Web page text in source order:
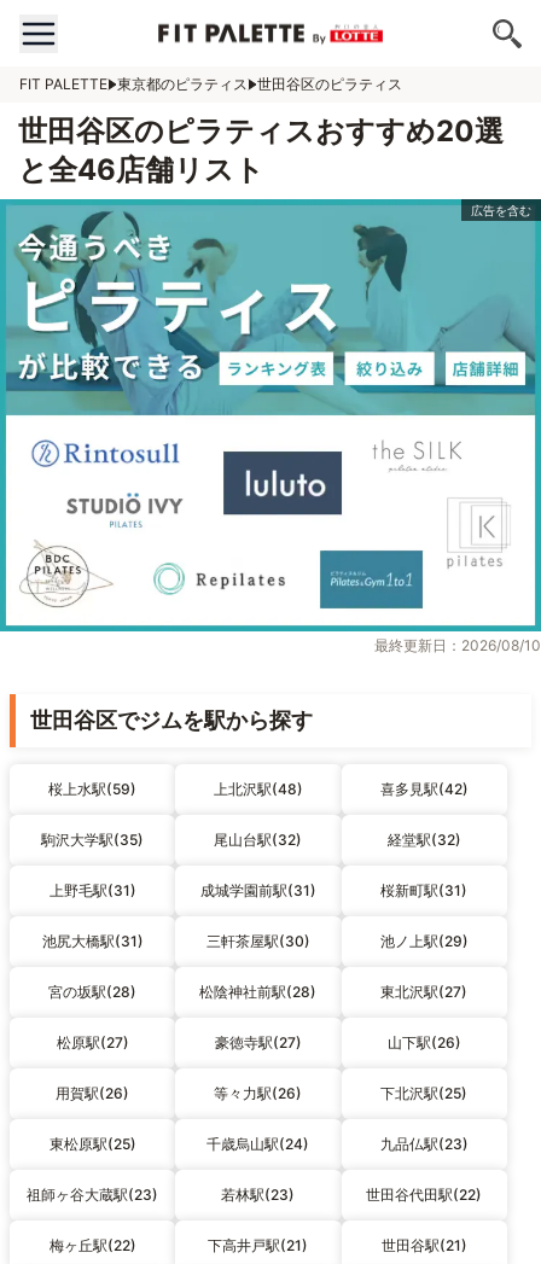
FIT PALETTE 東京都のピラティス 世田谷区のピラティス
世田谷区のピラティスおすすめ20選
と全46店舗リスト
最終更新日：2026/08/10
世田谷区でジムを駅から探す
桜上水駅(59) 上北沢駅(48) 喜多見駅(42)
駒沢大学駅(35) 尾山台駅(32) 経堂駅(32)
上野毛駅(31) 成城学園前駅(31) 桜新町駅(31)
池尻大橋駅(31) 三軒茶屋駅(30) 池ノ上駅(29)
宮の坂駅(28) 松陰神社前駅(28) 東北沢駅(27)
松原駅(27) 豪徳寺駅(27) 山下駅(26)
用賀駅(26) 等々力駅(26) 下北沢駅(25)
東松原駅(25) 千歳烏山駅(24) 九品仏駅(23)
祖師ヶ谷大蔵駅(23) 若林駅(23) 世田谷代田駅(22)
梅ヶ丘駅(22) 下高井戸駅(21) 世田谷駅(21)